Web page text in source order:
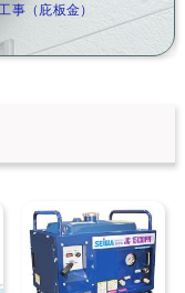
事（庇板金）